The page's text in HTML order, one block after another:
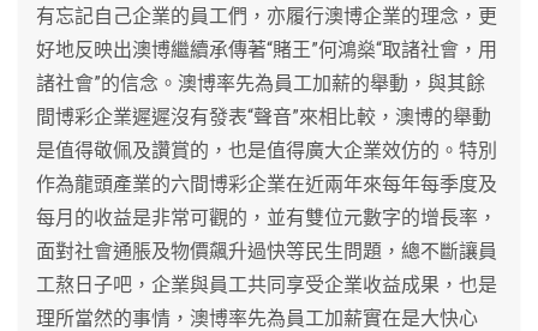
有忘記自己企業的員工們，亦履行澳博企業的理念，更
好地反映出澳博繼續承傳著“賭王”何鴻燊“取諸社會，用
諸社會”的信念。澳博率先為員工加薪的舉動，與其餘
間博彩企業遲遲沒有發表“聲音”來相比較，澳博的舉動
是值得敬佩及讚賞的，也是值得廣大企業效仿的。特別
作為龍頭產業的六間博彩企業在近兩年來每年每季度及
每月的收益是非常可觀的，並有雙位元數字的增長率，
面對社會通脹及物價飆升過快等民生問題，總不斷讓員
工熬日子吧，企業與員工共同享受企業收益成果，也是
理所當然的事情，澳博率先為員工加薪實在是大快心